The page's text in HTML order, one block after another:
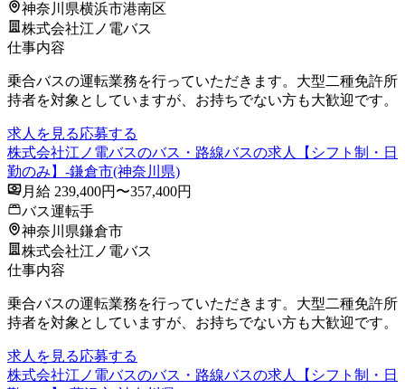
神奈川県横浜市港南区
株式会社江ノ電バス
仕事内容
乗合バスの運転業務を行っていただきます。大型二種免許所
持者を対象としていますが、お持ちでない方も大歓迎です。
求人を見る応募する
株式会社江ノ電バスのバス・路線バスの求人【シフト制・日
勤のみ】-鎌倉市(神奈川県)
月給 239,400円〜357,400円
バス運転手
神奈川県鎌倉市
株式会社江ノ電バス
仕事内容
乗合バスの運転業務を行っていただきます。大型二種免許所
持者を対象としていますが、お持ちでない方も大歓迎です。
求人を見る応募する
株式会社江ノ電バスのバス・路線バスの求人【シフト制・日